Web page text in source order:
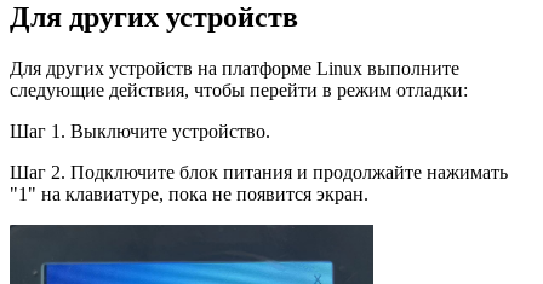
Для других устройств
Для других устройств на платформе Linux выполните
следующие действия, чтобы перейти в режим отладки:
Шаг 1. Выключите устройство.
Шаг 2. Подключите блок питания и продолжайте нажимать
"1" на клавиатуре, пока не появится экран.